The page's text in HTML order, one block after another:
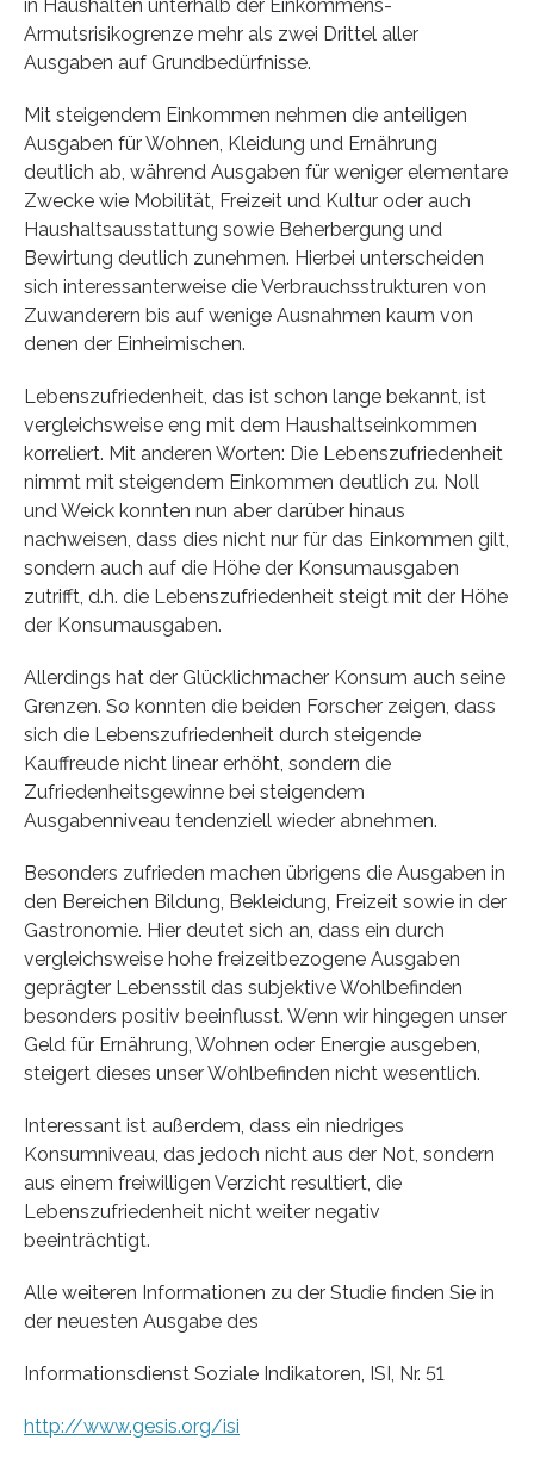
in Haushalten unterhalb der Einkommens-
Armutsrisikogrenze mehr als zwei Drittel aller
Ausgaben auf Grundbedürfnisse.
Mit steigendem Einkommen nehmen die anteiligen
Ausgaben für Wohnen, Kleidung und Ernährung
deutlich ab, während Ausgaben für weniger elementare
Zwecke wie Mobilität, Freizeit und Kultur oder auch
Haushaltsausstattung sowie Beherbergung und
Bewirtung deutlich zunehmen. Hierbei unterscheiden
sich interessanterweise die Verbrauchsstrukturen von
Zuwanderern bis auf wenige Ausnahmen kaum von
denen der Einheimischen.
Lebenszufriedenheit, das ist schon lange bekannt, ist
vergleichsweise eng mit dem Haushaltseinkommen
korreliert. Mit anderen Worten: Die Lebenszufriedenheit
nimmt mit steigendem Einkommen deutlich zu. Noll
und Weick konnten nun aber darüber hinaus
nachweisen, dass dies nicht nur für das Einkommen gilt,
sondern auch auf die Höhe der Konsumausgaben
zutrifft, d.h. die Lebenszufriedenheit steigt mit der Höhe
der Konsumausgaben.
Allerdings hat der Glücklichmacher Konsum auch seine
Grenzen. So konnten die beiden Forscher zeigen, dass
sich die Lebenszufriedenheit durch steigende
Kauffreude nicht linear erhöht, sondern die
Zufriedenheitsgewinne bei steigendem
Ausgabenniveau tendenziell wieder abnehmen.
Besonders zufrieden machen übrigens die Ausgaben in
den Bereichen Bildung, Bekleidung, Freizeit sowie in der
Gastronomie. Hier deutet sich an, dass ein durch
vergleichsweise hohe freizeitbezogene Ausgaben
geprägter Lebensstil das subjektive Wohlbefinden
besonders positiv beeinflusst. Wenn wir hingegen unser
Geld für Ernährung, Wohnen oder Energie ausgeben,
steigert dieses unser Wohlbefinden nicht wesentlich.
Interessant ist außerdem, dass ein niedriges
Konsumniveau, das jedoch nicht aus der Not, sondern
aus einem freiwilligen Verzicht resultiert, die
Lebenszufriedenheit nicht weiter negativ
beeinträchtigt.
Alle weiteren Informationen zu der Studie finden Sie in
der neuesten Ausgabe des
Informationsdienst Soziale Indikatoren, ISI, Nr. 51
http://www.gesis.org/isi